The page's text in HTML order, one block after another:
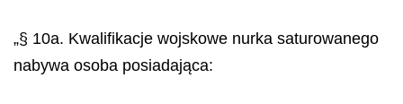
„§ 10a. Kwalifikacje wojskowe nurka saturowanego
nabywa osoba posiadająca: